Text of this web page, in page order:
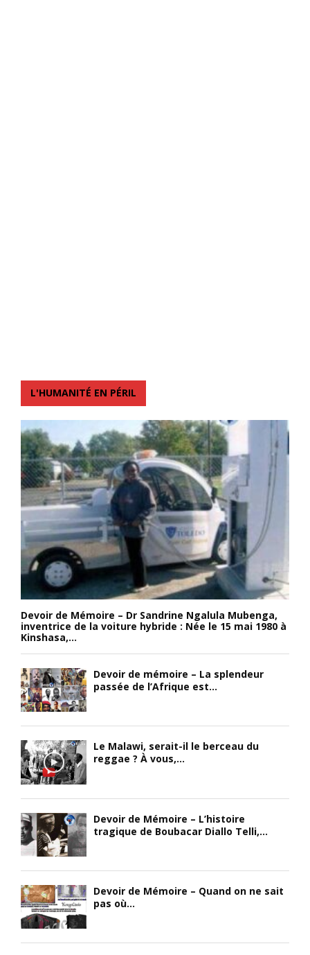
L'HUMANITÉ EN PÉRIL
Devoir de Mémoire – Dr Sandrine Ngalula Mubenga,
inventrice de la voiture hybride : Née le 15 mai 1980 à
Kinshasa,...
Devoir de mémoire – La splendeur
passée de l’Afrique est...
Le Malawi, serait-il le berceau du
reggae ? À vous,...
Devoir de Mémoire – L’histoire
tragique de Boubacar Diallo Telli,...
Devoir de Mémoire – Quand on ne sait
pas où...